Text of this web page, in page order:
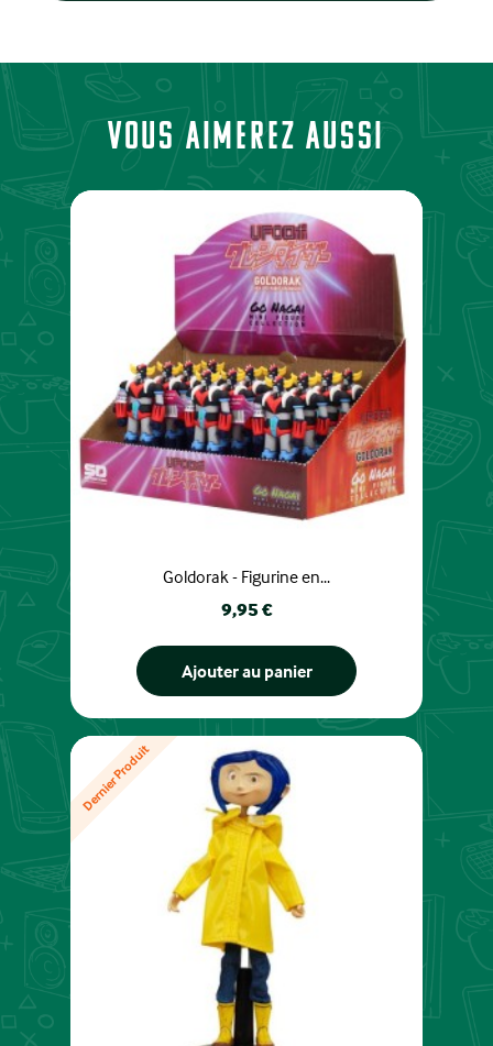
Vous aimerez aussi
Goldorak - Figurine en...
Prix
9,95 €
Ajouter au panier
Dernier Produit